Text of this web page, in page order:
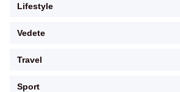
Lifestyle
Vedete
Travel
Sport